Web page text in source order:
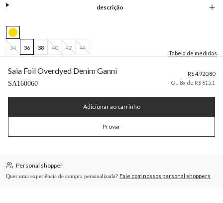
descrição
34 36 38 40 42
44
Tabela de medidas
Saia Foil Overdyed Denim Ganni
SA160060
R$ 4.920,80
Ou 8x de R$ 615.1
Adicionar ao carrinho
Provar
Personal shopper
Quer uma experiência de compra personalizada? Fale com nossos personal shoppers